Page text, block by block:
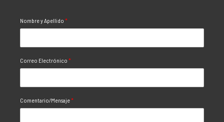
Nombre y Apellido *
Correo Electrónico *
Comentario/Mensaje*